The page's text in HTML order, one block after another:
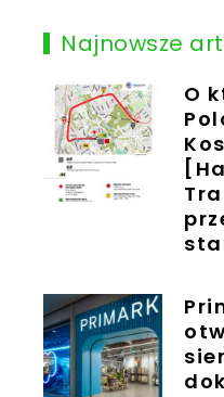
Najnowsze
O